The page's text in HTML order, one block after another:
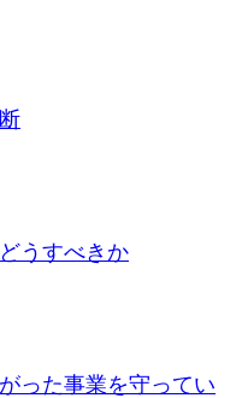
うすべきか
った事業を守ってい